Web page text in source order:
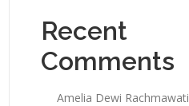
Recent
Comments
Amelia Dewi Rachmawati